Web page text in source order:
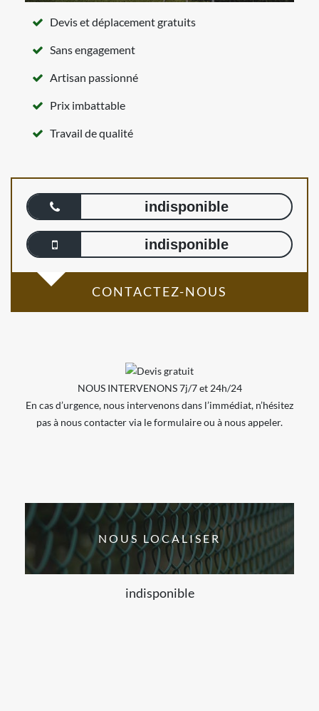
Devis et déplacement gratuits
Sans engagement
Artisan passionné
Prix imbattable
Travail de qualité
indisponible
indisponible
CONTACTEZ-NOUS
NOUS INTERVENONS 7j/7 et 24h/24
En cas d’urgence, nous intervenons dans l’immédiat, n’hésitez
pas à nous contacter via le formulaire ou à nous appeler.
NOUS LOCALISER
indisponible